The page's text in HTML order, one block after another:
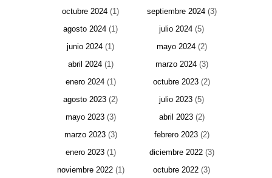
octubre 2024 (1) septiembre 2024(3)
agosto 2024 (1) julio 2024 (5)
junio 2024 (1) mayo 2024(2)
abril 2024(1) marzo 2024(3)
enero 2024(1) octubre 2023 (2)
agosto 2023 (2) julio 2023 (5)
mayo 2023(3) abril 2023(2)
marzo 2023(3) febrero 2023(2)
enero 2023(1) diciembre 2022(3)
noviembre 2022(1) octubre 2022 (3)